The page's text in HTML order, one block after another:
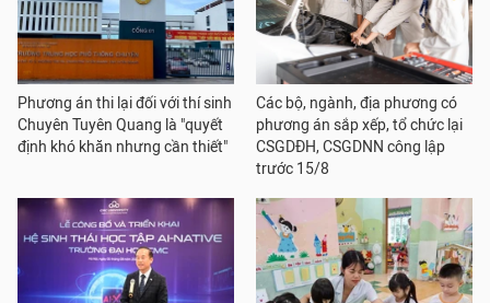
Phương án thi lại đối với thí sinh
Chuyên Tuyên Quang là "quyết
định khó khăn nhưng cần thiết"
Các bộ, ngành, địa phương có
phương án sắp xếp, tổ chức lại
CSGDĐH, CSGDNN công lập
trước 15/8